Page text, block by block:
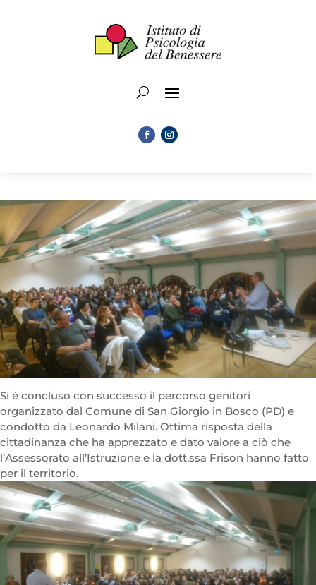
Si è concluso con successo il percorso genitori
organizzato dal Comune di San Giorgio in Bosco (PD) e
condotto da Leonardo Milani. Ottima risposta della
cittadinanza che ha apprezzato e dato valore a ciò che
l’Assessorato all’Istruzione e la dott.ssa Frison hanno fatto
per il territorio.